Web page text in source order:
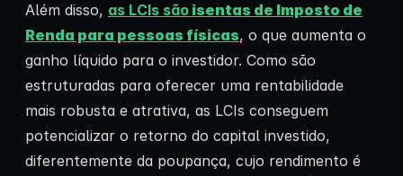
Além disso, as LCIs são isentas de Imposto de
Renda para pessoas físicas, o que aumenta o
ganho líquido para o investidor. Como são
estruturadas para oferecer uma rentabilidade
mais robusta e atrativa, as LCIs conseguem
potencializar o retorno do capital investido,
diferentemente da poupança, cujo rendimento é